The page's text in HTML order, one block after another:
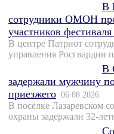
В
сотрудники ОМОН
участников
В центре Патриот
управления Росгвардии
В
задержали мужчину
приезжего 06.08.2026
В посёлке Лазаревском
охраны задержали 32-